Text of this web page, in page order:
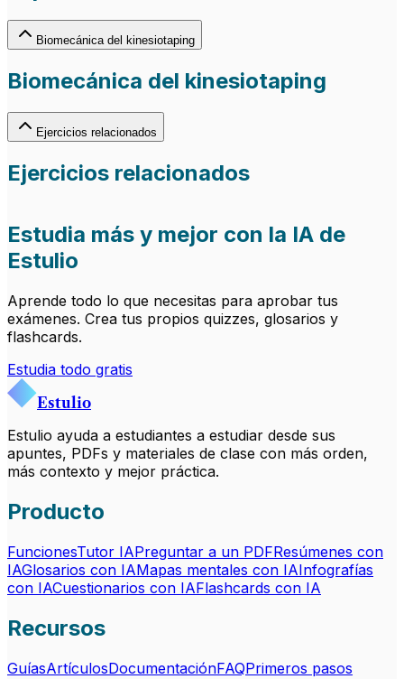
Biomecánica del kinesiotaping
Biomecánica del kinesiotaping
Ejercicios relacionados
Ejercicios relacionados
Estudia más y mejor con la IA de
Estulio
Aprende todo lo que necesitas para aprobar tus
exámenes. Crea tus propios quizzes, glosarios y
flashcards.
Estudia todo gratis
Estulio
Estulio ayuda a estudiantes a estudiar desde sus
apuntes, PDFs y materiales de clase con más orden,
más contexto y mejor práctica.
Producto
FuncionesTutor IAPreguntar a un PDFResúmenes con
IAGlosarios con IAMapas mentales con IAInfografías
con IACuestionarios con IAFlashcards con IA
Recursos
GuíasArtículosDocumentaciónFAQPrimeros pasos